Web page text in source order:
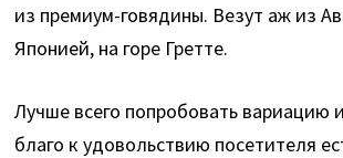
из премиум-говядины. Везут аж из
Японией, на горе Гретте.
Лучше всего попробовать вариацию
благо к удовольствию посетителя